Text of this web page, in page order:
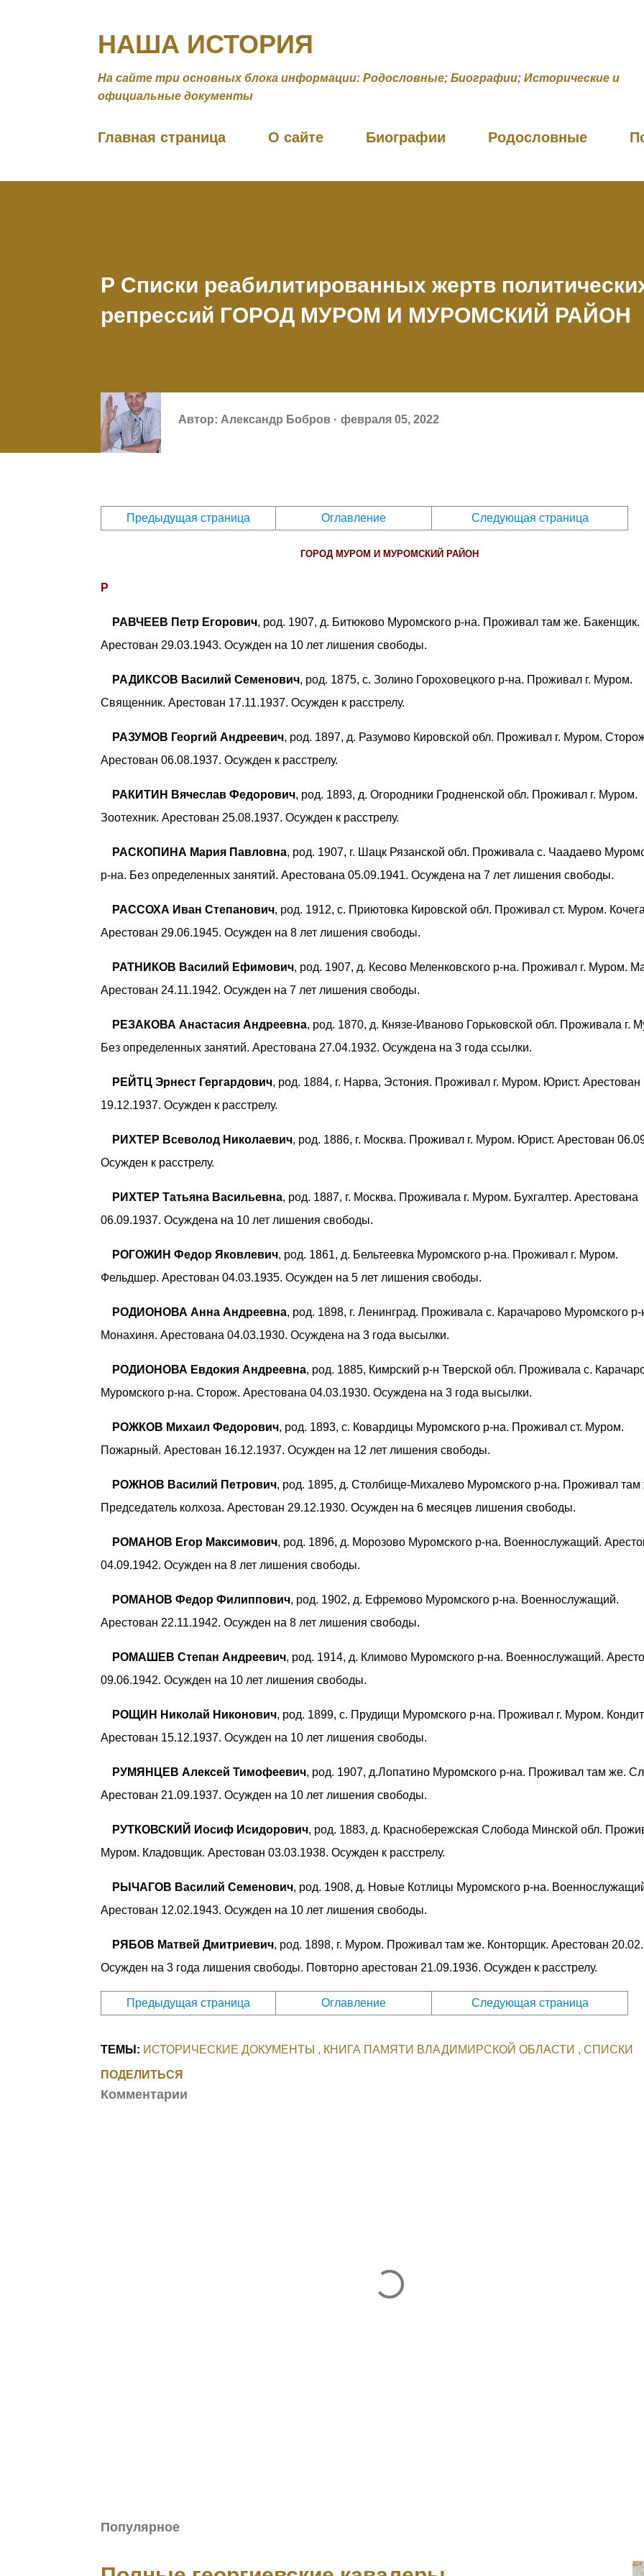
НАША ИСТОРИЯ
На сайте три основных блока информации: Родословные; Биографии; Исторические и
официальные документы
Главная страница О сайте Биографии Родословные
Р Списки реабилитированных жертв
репрессий ГОРОД МУРОМ И МУРОМСКИЙ РАЙОН
Автор: Александр Бобров февраля 05, 2022
Предыдущая страница Оглавление Следующая страница
ГОРОД МУРОМ И МУРОМСКИЙ РАЙОН
Р
РАВЧЕЕВ Петр Егорович, род. 1907, д. Битюково Муромского р-на. Проживал там же. Бакенщик.
Арестован 29.03.1943. Осужден на 10 лет лишения свободы.
РАДИКСОВ Василий Семенович, род. 1875, с. Золино Гороховецкого р-на. Проживал г. Муром.
Священник. Арестован 17.11.1937. Осужден к расстрелу.
РАЗУМОВ Георгий Андреевич, род. 1897, д. Разумово Кировской обл. Проживал г. Муром.
Арестован 06.08.1937. Осужден к расстрелу.
РАКИТИН Вячеслав Федорович, род. 1893, д. Огородники Гродненской обл. Проживал г. Муром.
Зоотехник. Арестован 25.08.1937. Осужден к расстрелу.
РАСКОПИНА Мария Павловна, род. 1907, г. Шацк Рязанской обл. Проживала с. Чаадаево
р-на. Без определенных занятий. Арестована 05.09.1941. Осуждена на 7 лет лишения свободы.
РАССОХА Иван Степанович, род. 1912, с. Приютовка Кировской обл. Проживал ст. Муром.
Арестован 29.06.1945. Осужден на 8 лет лишения свободы.
РАТНИКОВ Василий Ефимович, род. 1907, д. Кесово Меленковского р-на. Проживал г. Муром.
Арестован 24.11.1942. Осужден на 7 лет лишения свободы.
РЕЗАКОВА Анастасия Андреевна, род. 1870, д. Князе-Иваново Горьковской обл. Проживала г.
Без определенных занятий. Арестована 27.04.1932. Осуждена на 3 года ссылки.
РЕЙТЦ Эрнест Гергардович, род. 1884, г. Нарва, Эстония. Проживал г. Муром. Юрист. Арестован
19.12.1937. Осужден к расстрелу.
РИХТЕР Всеволод Николаевич, род. 1886, г. Москва. Проживал г. Муром. Юрист. Арестован
Осужден к расстрелу.
РИХТЕР Татьяна Васильевна, род. 1887, г. Москва. Проживала г. Муром. Бухгалтер. Арестована
06.09.1937. Осуждена на 10 лет лишения свободы.
РОГОЖИН Федор Яковлевич, род. 1861, д. Бельтеевка Муромского р-на. Проживал г. Муром.
Фельдшер. Арестован 04.03.1935. Осужден на 5 лет лишения свободы.
РОДИОНОВА Анна Андреевна, род. 1898, г. Ленинград. Проживала с. Карачарово Муромского р-
Монахиня. Арестована 04.03.1930. Осуждена на 3 года высылки.
РОДИОНОВА Евдокия Андреевна, род. 1885, Кимрский р-н Тверской обл. Проживала с.
Муромского р-на. Сторож. Арестована 04.03.1930. Осуждена на 3 года высылки.
РОЖКОВ Михаил Федорович, род. 1893, с. Ковардицы Муромского р-на. Проживал ст. Муром.
Пожарный. Арестован 16.12.1937. Осужден на 12 лет лишения свободы.
РОЖНОВ Василий Петрович, род. 1895, д. Столбище-Михалево Муромского р-на. Проживал там
Председатель колхоза. Арестован 29.12.1930. Осужден на 6 месяцев лишения свободы.
РОМАНОВ Егор Максимович, род. 1896, д. Морозово Муромского р-на. Военнослужащий.
04.09.1942. Осужден на 8 лет лишения свободы.
РОМАНОВ Федор Филиппович, род. 1902, д. Ефремово Муромского р-на. Военнослужащий.
Арестован 22.11.1942. Осужден на 8 лет лишения свободы.
РОМАШЕВ Степан Андреевич, род. 1914, д. Климово Муромского р-на. Военнослужащий.
09.06.1942. Осужден на 10 лет лишения свободы.
РОЩИН Николай Никонович, род. 1899, с. Прудищи Муромского р-на. Проживал г. Муром.
Арестован 15.12.1937. Осужден на 10 лет лишения свободы.
РУМЯНЦЕВ Алексей Тимофеевич, род. 1907, д.Лопатино Муромского р-на. Проживал там же.
Арестован 21.09.1937. Осужден на 10 лет лишения свободы.
РУТКОВСКИЙ Иосиф Исидорович, род. 1883, д. Краснобережская Слобода Минской обл.
Муром. Кладовщик. Арестован 03.03.1938. Осужден к расстрелу.
РЫЧАГОВ Василий Семенович, род. 1908, д. Новые Котлицы Муромского р-на.
Арестован 12.02.1943. Осужден на 10 лет лишения свободы.
РЯБОВ Матвей Дмитриевич, род. 1898, г. Муром. Проживал там же. Конторщик. Арестован
Осужден на 3 года лишения свободы. Повторно арестован 21.09.1936. Осужден к расстрелу.
Предыдущая страница Оглавление Следующая страница
ТЕМЫ: ИСТОРИЧЕСКИЕ ДОКУМЕНТЫ КНИГА ПАМЯТИ ВЛАДИМИРСКОЙ ОБЛАСТИ СПИСКИ
ПОДЕЛИТЬСЯ
Комментарии
Популярное